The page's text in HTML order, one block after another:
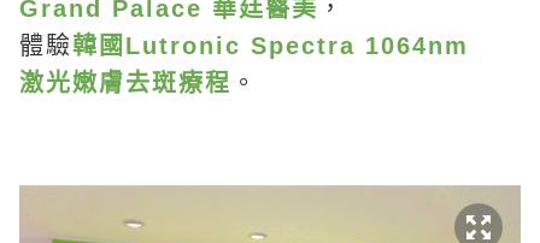
Grand Palace 華廷醫美 ，
體驗韓國Lutronic Spectra 1064nm
激光嫩膚去斑療程 。